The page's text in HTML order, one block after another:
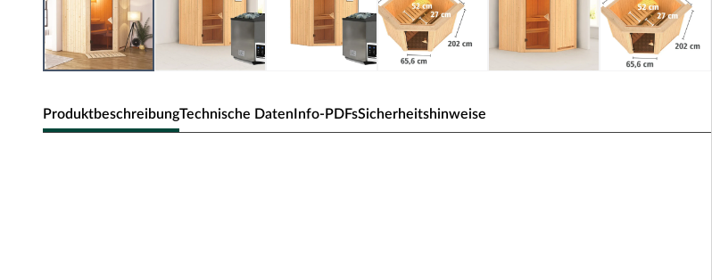
ProduktbeschreibungTechnische DatenInfo-PDFsSicherheitshinweise